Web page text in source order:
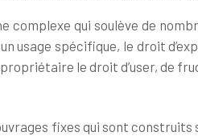
complexe qui soulève de
usage spécifique, le droit
le droit d’user, de
fixes qui sont